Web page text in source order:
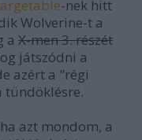
-nek hitt
Wolverine-t a
a X-men 3. részét
játszódni a
azért a "régi
tündöklésre.
azt mondom, a